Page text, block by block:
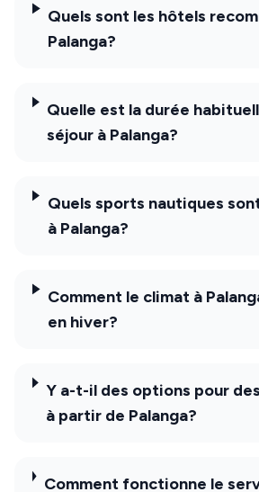
Quels sont les hôtels
Palanga?
Quelle est la durée
séjour à Palanga?
Quels sports nautiques
à Palanga?
Comment le climat à
en hiver?
Y a-t-il des options pour
à partir de Palanga?
Comment fonctionne le